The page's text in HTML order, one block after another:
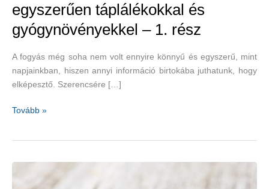
egyszerűen táplálékokkal és
gyógynövényekkel – 1. rész
A fogyás még soha nem volt ennyire könnyű és egyszerű, mint
napjainkban, hiszen annyi információ birtokába juthatunk, hogy
elképesztő. Szerencsére […]
Zsírégetés
egyszerűen
táplálékokkal
Tovább »